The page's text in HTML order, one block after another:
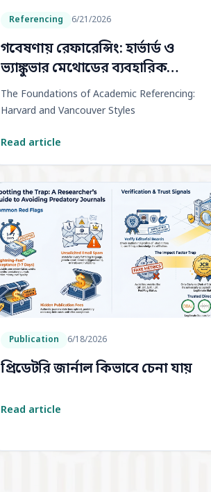
Referencing 6/21/2026
গবেষণায় রেফারেন্সিং: হার্ভার্ড ও
ভ্যাঙ্কুভার মেথোডের ব্যবহারিক
গাইডলাইন
The Foundations of Academic Referencing:
Harvard and Vancouver Styles
Read article
Publication 6/18/2026
প্রিডেটরি জার্নাল কিভাবে চেনা যায়
Read article